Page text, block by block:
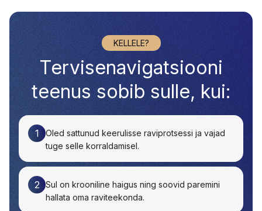
KELLELE?
Tervisenavigatsiooni
teenus sobib sulle, kui:
1
Oled sattunud keerulisse raviprotsessi ja vajad
tuge selle korraldamisel.
2
Sul on krooniline haigus ning soovid paremini
hallata oma raviteekonda.